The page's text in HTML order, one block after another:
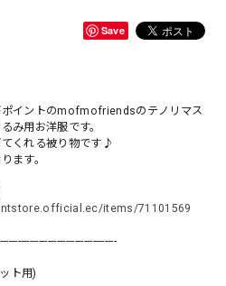
Save
ポイントのmofmofriendsのテノリマス
み用お洋服です。
くれる被り物です♪
ます。
items/71101569
ト用)